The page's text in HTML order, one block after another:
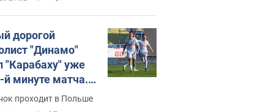
дорогой
"Динамо"
"Карабаху" уже
й минуте матча.
проходит в Польше